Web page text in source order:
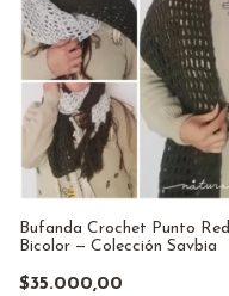
Bufanda Crochet Punto Red
Bicolor — Colección Savbia
$35.000,00